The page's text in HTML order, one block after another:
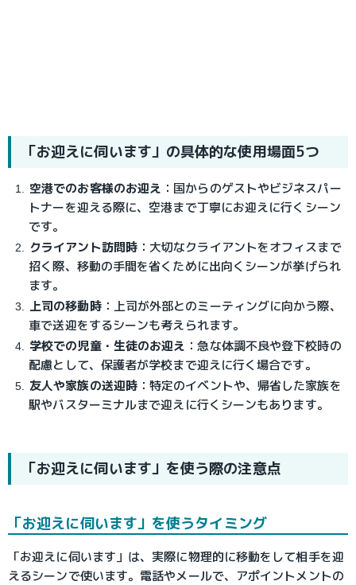
「お迎えに伺います」の具体的な使用場面5つ
空港でのお客様のお迎え ：国からのゲストやビジネスパー
トナーを迎える際に、空港まで丁寧にお迎えに行くシーン
です。
クライアント訪問時：大切なクライアントをオフィスまで
招く際、移動の手間を省くために出向くシーンが挙げられ
ます。
上司の移動時：上司が外部とのミーティングに向かう際、
車で送迎をするシーンも考えられます。
学校での児童・生徒のお迎え ：急な体調不良や登下校時の
配慮として、保護者が学校まで迎えに行く場合です。
友人や家族の送迎時：特定のイベントや、帰省した家族を
駅やバスターミナルまで迎えに行くシーンもあります。
「お迎えに伺います」を使う際の注意点
「お迎えに伺います」を使うタイミング
「お迎えに伺います」は、実際に物理的に移動をして相手を迎
えるシーンで使います。電話やメールで、アポイントメントの